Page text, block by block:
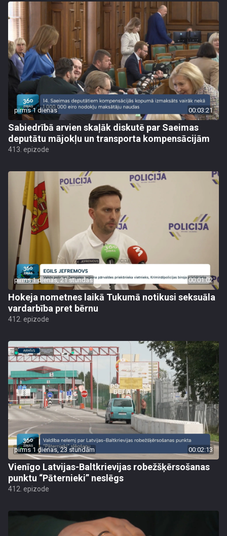
pirms 1 dienas 00:03:21
Sabiedrībā arvien skaļāk diskutē par Saeimas
deputātu mājokļu un transporta kompensācijām
413. epizode
pirms 1 dienas, 21 stundas 00:01:02
Hokeja nometnes laikā Tukumā notikusi seksuāla
vardarbība pret bērnu
412. epizode
pirms 1 dienas, 23 stundām 00:02:13
Vienīgo Latvijas-Baltkrievijas robežšķērsošanas
punktu “Pāternieki” neslēgs
412. epizode